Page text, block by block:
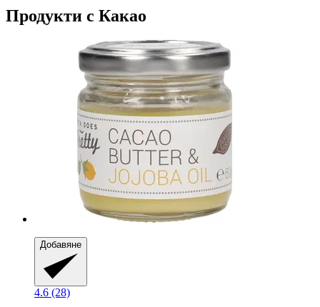
Продукти с Какао
Добавяне
4.6 (28)